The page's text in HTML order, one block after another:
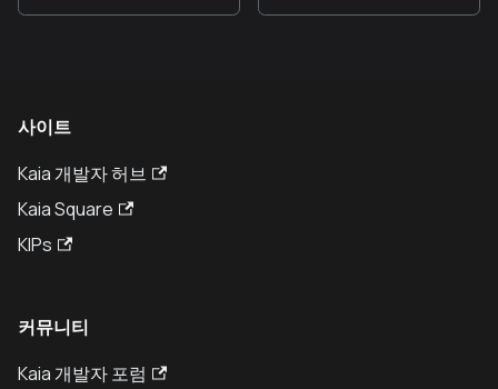
사이트
Kaia 개발자 허브
Kaia Square
KIPs
커뮤니티
Kaia 개발자 포럼